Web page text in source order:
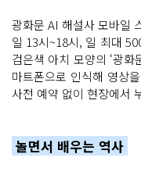
광화문 AI 해설사 모바일
일 13시~18시, 일 최대
검은색 아치 모양의 ‘광
마트폰으로 인식해 영상
사전 예약 없이 현장에서
놀면서 배우는 역사